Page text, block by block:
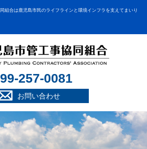
組合は鹿児島市民のライフラインと環境インフラを支えてまいり
257-0081
お問い合わせ